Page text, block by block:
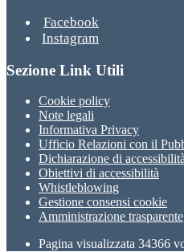
Facebook
Instagram
Sezione Link Utili
Cookie policy
Note legali
Informativa Privacy
Ufficio Relazioni con il
Dichiarazione di accessibilità
Obiettivi di accessibilità
Whistleblowing
Gestione consensi cookie
Amministrazione trasparente
Pagina visualizzata 34366